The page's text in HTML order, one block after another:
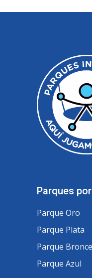
Parques
Parque Oro
Parque Plata
Parque Bronce
Parque Azul